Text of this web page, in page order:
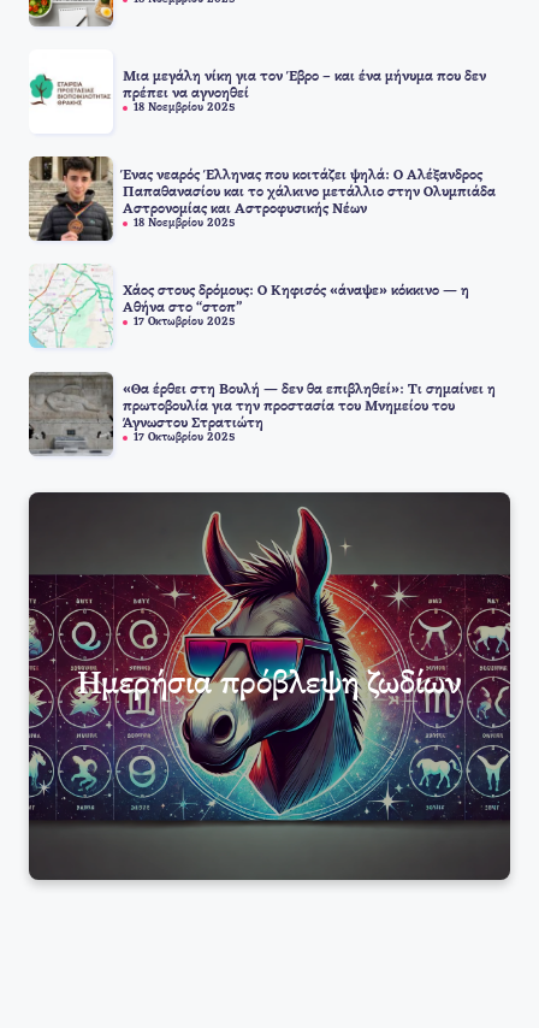
Μια μεγάλη νίκη για τον Έβρο – και ένα μήνυμα που δεν
πρέπει να αγνοηθεί
18 Νοεμβρίου 2025
Ένας νεαρός Έλληνας που κοιτάζει ψηλά: Ο Αλέξανδρος
Παπαθανασίου και το χάλκινο μετάλλιο στην Ολυμπιάδα
Αστρονομίας και Αστροφυσικής Νέων
18 Νοεμβρίου 2025
Χάος στους δρόμους: Ο Κηφισός «άναψε» κόκκινο — η
Αθήνα στο “στοπ”
17 Οκτωβρίου 2025
«Θα έρθει στη Βουλή — δεν θα επιβληθεί»: Τι σημαίνει η
πρωτοβουλία για την προστασία του Μνημείου του
Άγνωστου Στρατιώτη
17 Οκτωβρίου 2025
Ημερήσια πρόβλεψη ζωδίων